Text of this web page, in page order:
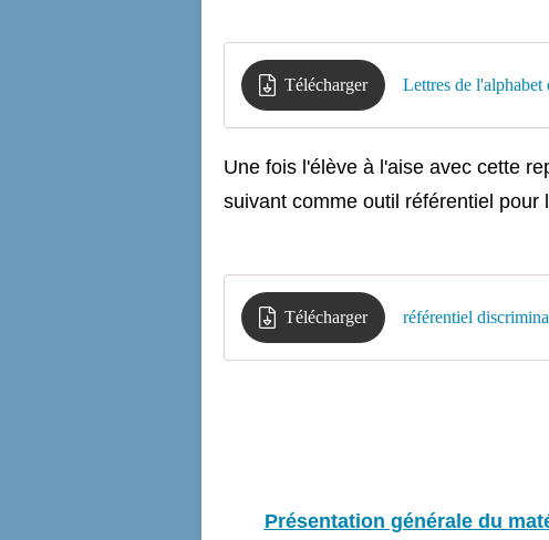
Télécharger Lettres de l'alphabet
Une fois l'élève à l'aise avec cette
suivant comme outil référentiel
Télécharger référentiel
Présentation générale du